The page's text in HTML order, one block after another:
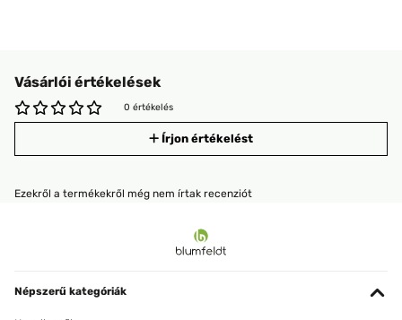
Vásárlói értékelések
0 értékelés
Írjon értékelést
Ezekről a termékekről még nem írtak recenziót
Népszerű kategóriák